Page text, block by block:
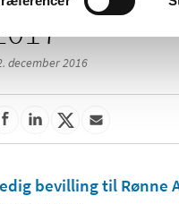
december 2016
bevilling til Rønne